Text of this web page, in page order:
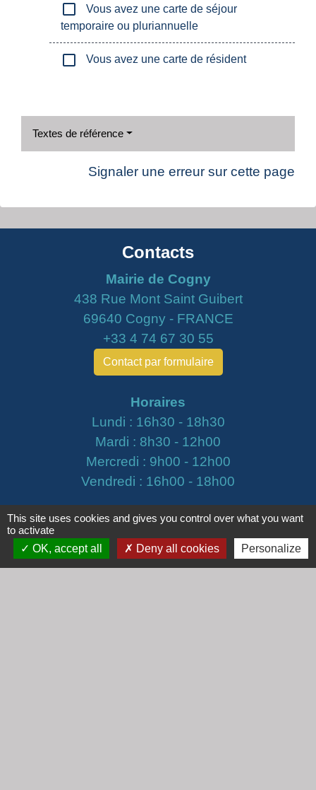
check_box_outline_blank
Vous avez une carte de séjour
temporaire ou pluriannuelle
check_box_outline_blank Vous avez une carte de résident
Textes de référence
Signaler une erreur sur cette page
Contacts
Mairie de Cogny
438 Rue Mont Saint Guibert
69640 Cogny - FRANCE
+33 4 74 67 30 55
Contact par formulaire
Horaires
Lundi : 16h30 - 18h30
Mardi : 8h30 - 12h00
Mercredi : 9h00 - 12h00
Vendredi : 16h00 - 18h00
email :secretariat@cogny.fr
This site uses cookies and gives you control over what you want
to activate
OK, accept all
Deny all cookies Personalize